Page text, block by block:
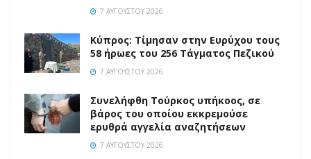
7 ΑΥΓΟΎΣΤΟΥ 2026
Κύπρος: Τίμησαν στην Ευρύχου τους
58 ήρωες του 256 Τάγματος Πεζικού
7 ΑΥΓΟΎΣΤΟΥ 2026
Συνελήφθη Τούρκος υπήκοος, σε
βάρος του οποίου εκκρεμούσε
ερυθρά αγγελία αναζητήσεων
7 ΑΥΓΟΎΣΤΟΥ 2026